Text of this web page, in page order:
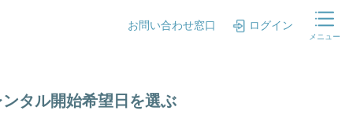
お問い合わせ窓口 ログイン
メニュー
ンタル開始希望日を選ぶ